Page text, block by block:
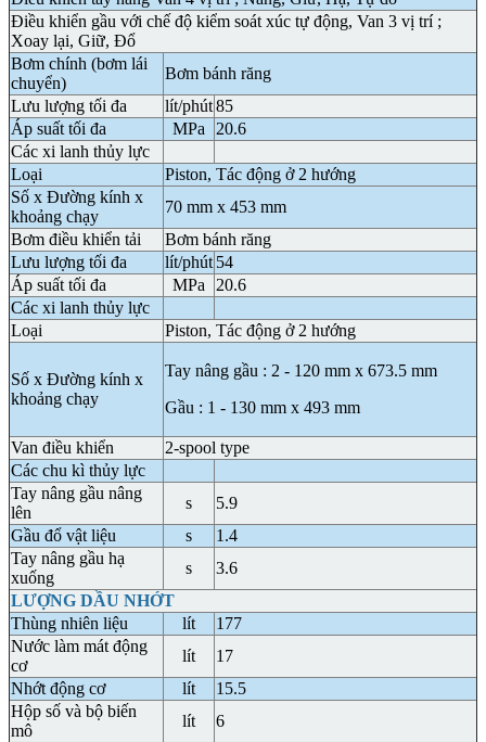
Điều khiển gầu với chế độ kiểm soát xúc tự động, Van 3 vị trí ;
Xoay lại, Giữ, Đổ
Bơm chính (bơm lái
chuyển)
Bơm bánh răng
Lưu lượng tối đa
lít/phút85
Áp suất tối đa
MPa
20.6
Các xi lanh thủy lực
Loại
Piston, Tác động ở 2 hướng
Số x Đường kính x
khoảng chạy
70 mm x 453 mm
Bơm điều khiển tải
Bơm bánh răng
Lưu lượng tối đa
lít/phút 54
Áp suất tối đa
MPa
20.6
Các xi lanh thủy lực
Loại
Piston, Tác động ở 2 hướng
Số x Đường kính x
khoảng chạy
Tay nâng gầu : 2 - 120 mm x 673.5 mm
Gầu : 1 - 130 mm x 493 mm
Van điều khiển
2-spool type
Các chu kì thủy lực
Tay nâng gầu nâng
lên
s
5.9
Gầu đổ vật liệu
s
1.4
Tay nâng gầu hạ
xuống
s
3.6
LƯỢNG DẦU NHỚT
Thùng nhiên liệu
lít
177
Nước làm mát động
cơ
lít
17
Nhớt động cơ
lít
15.5
Hộp số và bộ biến
mô
lít
6